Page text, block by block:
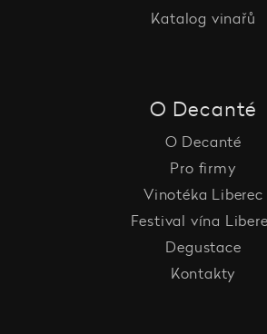
Katalog vinařů
O Decanté
O Decanté
Pro firmy
Vinotéka Liberec
Festival vína
Degustace
Kontakty